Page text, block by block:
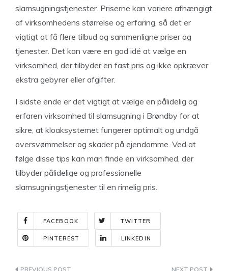
slamsugningstjenester. Priserne kan variere afhængigt
af virksomhedens størrelse og erfaring, så det er
vigtigt at få flere tilbud og sammenligne priser og
tjenester. Det kan være en god idé at vælge en
virksomhed, der tilbyder en fast pris og ikke opkræver
ekstra gebyrer eller afgifter.
I sidste ende er det vigtigt at vælge en pålidelig og
erfaren virksomhed til slamsugning i Brøndby for at
sikre, at kloaksystemet fungerer optimalt og undgå
oversvømmelser og skader på ejendomme. Ved at
følge disse tips kan man finde en virksomhed, der
tilbyder pålidelige og professionelle
slamsugningstjenester til en rimelig pris.
FACEBOOK TWITTER
PINTEREST LINKEDIN